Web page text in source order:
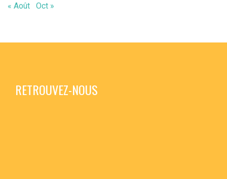
« Août Oct »
RETROUVEZ-NOUS